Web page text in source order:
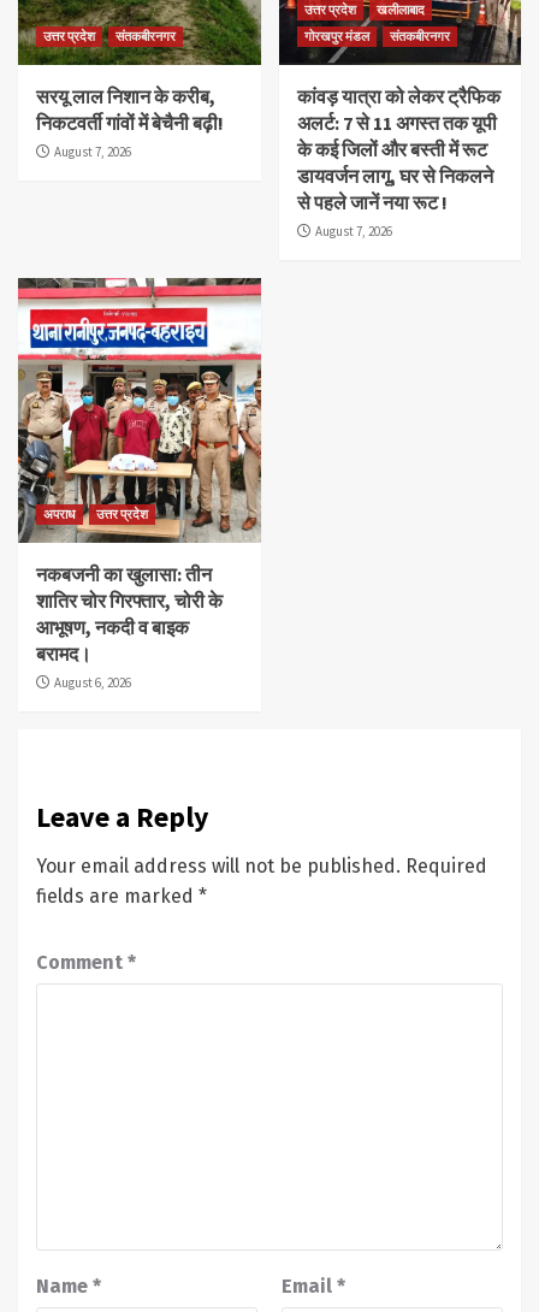
उत्तर प्रदेश संतकबीरनगर
सरयू लाल निशान के करीब,
निकटवर्ती गांवों में बेचैनी बढ़ी!
August 7, 2026
उत्तर प्रदेश
खलीलाबाद
गोरखपुर मंडल
संतकबीरनगर
कांवड़ यात्रा को लेकर ट्रैफिक
अलर्ट: 7 से 11 अगस्त तक यूपी
के कई जिलों और बस्ती में रूट
डायवर्जन लागू, घर से निकलने
से पहले जानें नया रूट !
August 7, 2026
अपराध उत्तर प्रदेश
नकबजनी का खुलासा: तीन
शातिर चोर गिरफ्तार, चोरी के
आभूषण, नकदी व बाइक
बरामद।
August 6, 2026
Leave a Reply
Your email address will not be published. Required
fields are marked *
Comment *
Name * Email *